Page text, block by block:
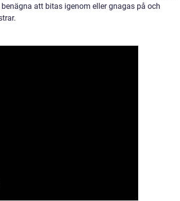
att bitas igenom eller gnagas på och